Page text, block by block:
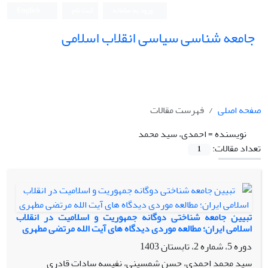
جامعه شناسی سیاسی انقلاب اسلامی
صفحه اصلی
فهرست مقالات
نویسنده =احمدی، سید محمد
تعداد مقالات:
1
تبیین جامعه شناختی دوگانه جمهوریت و اسلامیت در انقلاب
اسلامی ایران؛ مطالعه موردی دیدگاه های آیت الله مرتضی مطهری
دوره 5، شماره 2، تابستان 1403
سید محمد احمدی، حسن شمسینی، نفیسه سادات قادری